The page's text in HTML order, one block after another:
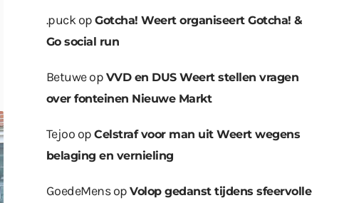
.puckopGotcha! Weert organiseert Gotcha! &
Go social run
Betuweop VVD en DUS Weert stellen vragen
over fonteinen Nieuwe Markt
Tejoo opCelstraf voor man uit Weert wegens
belaging en vernieling
GoedeMensopVolop gedanst tijdens sfeervolle